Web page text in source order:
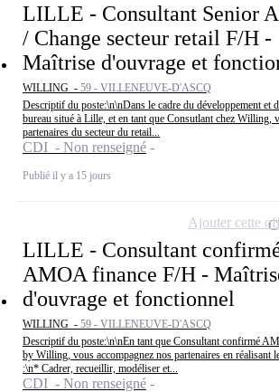
LILLE - Consultant Senior
/ Change secteur retail F/H -
Maîtrise d'ouvrage et
WILLING - 59 - VILLENEUVE-D'ASCQ
Descriptif du poste:\n\nDans le cadre du développement et
bureau situé à Lille, et en tant que Consutlant chez Willing,
partenaires du secteur du retail...
CDI - Non renseigné
Publié il y a 15 jours
LILLE - Consultant
AMOA finance F/H -
d'ouvrage et fonctionnel
WILLING - 59 - VILLENEUVE-D'ASCQ
Descriptif du poste:\n\nEn tant que Consultant confirmé
by Willing, vous accompagnez nos partenaires en réalisant
:\n* Cadrer, recueillir, modéliser et...
CDI - Non renseigné
Ajouter cette